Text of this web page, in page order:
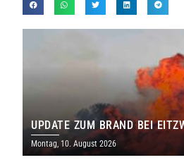
UPDATE ZUM BRAND BEI
Montag, 10. August 2026